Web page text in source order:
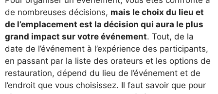
de nombreuses décisions, mais le choix du lieu et
de l’emplacement est la décision qui aura le plus
grand impact sur votre événement. Tout, de la
date de l’événement à l’expérience des participants,
en passant par la liste des orateurs et les options de
restauration, dépend du lieu de l’événement et de
l’endroit que vous choisissez. Il faut savoir que pour